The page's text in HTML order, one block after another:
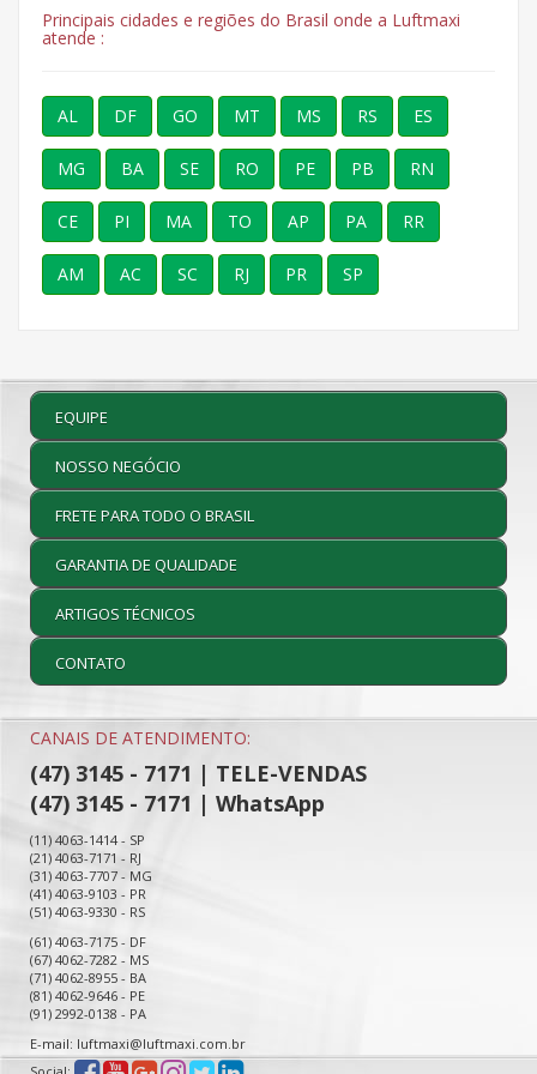
Principais cidades e regiões do Brasil onde a Luftmaxi
atende :
AL DF GO MT MS RS ES
MG BA SE RO PE PB RN
CE PI MA TO AP PA RR
AM AC SC RJ PR SP
EQUIPE
NOSSO NEGÓCIO
FRETE PARA TODO O BRASIL
GARANTIA DE QUALIDADE
ARTIGOS TÉCNICOS
CONTATO
CANAIS DE ATENDIMENTO:
(47) 3145 - 7171 | TELE-VENDAS
(47) 3145 - 7171 | WhatsApp
(11) 4063-1414 - SP
(21) 4063-7171 - RJ
(31) 4063-7707 - MG
(41) 4063-9103 - PR
(51) 4063-9330 - RS
(61) 4063-7175 - DF
(67) 4062-7282 - MS
(71) 4062-8955 - BA
(81) 4062-9646 - PE
(91) 2992-0138 - PA
E-mail: luftmaxi@luftmaxi.com.br